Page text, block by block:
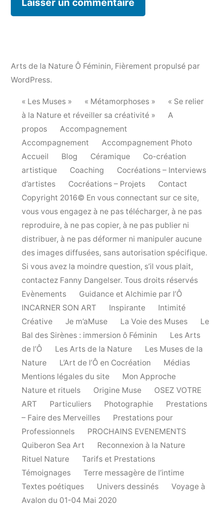
Arts de la Nature Ô Féminin, Fièrement propulsé par
WordPress.
« Les Muses » « Métamorphoses »
« Se relier
à la Nature et réveiller sa créativité »
A
propos
Accompagnement
Accompagnement
Accompagnement Photo
Accueil
Blog Céramique
Co-création
artistique
Coaching
Cocréations – Interviews
d’artistes
Cocréations – Projets
Contact
Copyright 2016© En vous connectant sur ce site,
vous vous engagez à ne pas télécharger, à ne pas
reproduire, à ne pas copier, à ne pas publier ni
distribuer, à ne pas déformer ni manipuler aucune
des images diffusées, sans autorisation spécifique.
Si vous avez la moindre question, s’il vous plait,
contactez Fanny Dangelser. Tous droits réservés
Evènements
Guidance et Alchimie par l’Ô
INCARNER SON ART
Inspirante
Intimité
Créative
Je m’aMuse La Voie des Muses
Le
Bal des Sirènes : immersion ô Féminin
Les Arts
de l’Ô
Les Arts de la Nature
Les Muses de la
Nature
L’Art de l’Ô en Cocréation
Médias
Mentions légales du site
Mon Approche
Nature et rituels
Origine Muse
OSEZ VOTRE
ART
Particuliers Photographie
Prestations
– Faire des Merveilles
Prestations pour
Professionnels
PROCHAINS EVENEMENTS
Quiberon Sea Art
Reconnexion à la Nature
Rituel Nature
Tarifs et Prestations
Témoignages
Terre messagère de l’intime
Textes poétiques
Univers dessinés
Voyage à
Avalon du 01-04 Mai 2020